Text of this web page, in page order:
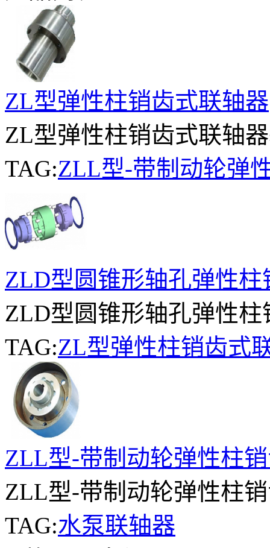
ZL型弹性柱销齿式联轴器
ZL型弹性柱销齿式联轴
TAG:ZLL型-带制动轮弹
ZLD型圆锥形轴孔弹性柱
ZLD型圆锥形轴孔弹性
TAG:ZL型弹性柱销齿式
ZLL型-带制动轮弹性柱
ZLL型-带制动轮弹性柱
TAG:水泵联轴器